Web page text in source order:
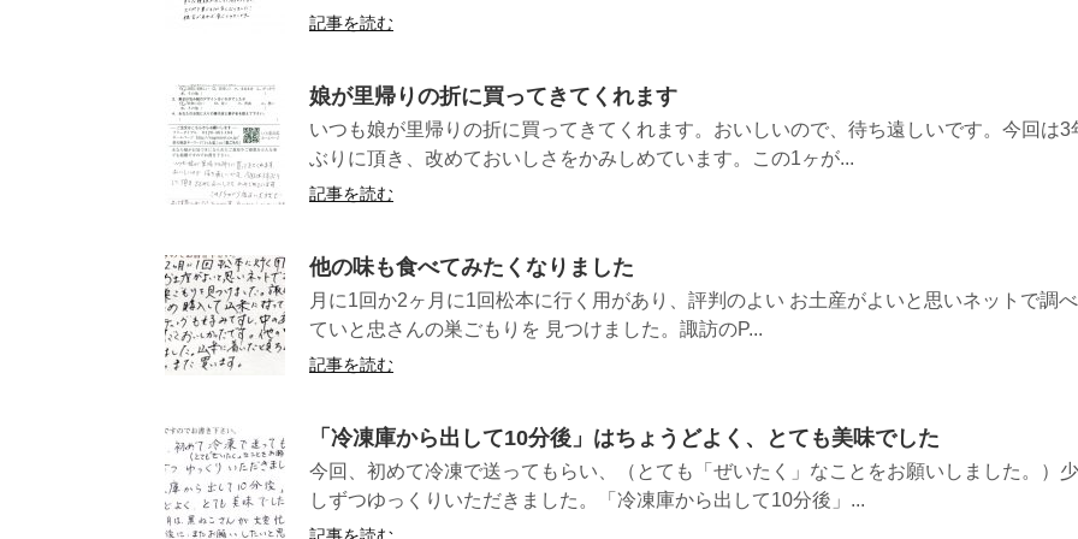
記事を読む
娘が里帰りの折に買ってきてくれます
いつも娘が里帰りの折に買ってきてくれます。おいしいので、待ち遠しいです。今回は3
ぶりに頂き、改めておいしさをかみしめています。この1ヶが...
記事を読む
他の味も食べてみたくなりました
月に1回か2ヶ月に1回松本に行く用があり、評判のよい お土産がよいと思いネットで調べ
ていと忠さんの巣ごもりを 見つけました。諏訪のP...
記事を読む
「冷凍庫から出して10分後」はちょうどよく、とても美味でした
今回、初めて冷凍で送ってもらい、（とても「ぜいたく」なことをお願いしました。）少
しずつゆっくりいただきました。「冷凍庫から出して10分後」...